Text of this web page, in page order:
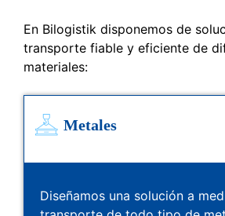
En Bilogistik disponemos de
transporte fiable y eficiente de
materiales:
Metales
Diseñamos una solución a